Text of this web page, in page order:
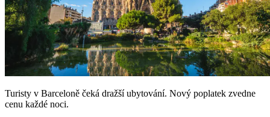
Turisty v Barceloně čeká dražší ubytování. Nový poplatek zvedne
cenu každé noci.